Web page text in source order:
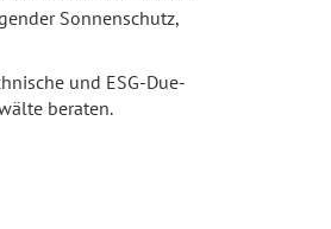
Sonnenschutz,
und ESG-Due-
beraten.